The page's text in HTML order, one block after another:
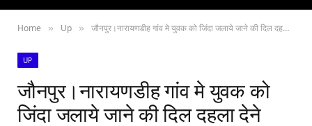
Home » Up » जौनपुर।नारायणडीह गांव मे युवक को जिंदा जलाये जाने की दिल दहला देने वाली घटना से हर कोई हत्प्रभ,डॉग स्क्वॉड ने दोस्त के घर पर मारा चक्कर
UP
जौनपुर।नारायणडीह गांव मे युवक को
जिंदा जलाये जाने की दिल दहला देने